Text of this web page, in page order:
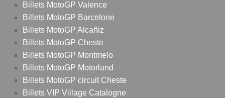
Billets MotoGP Valence
Billets MotoGP Barcelone
Billets MotoGP Alcañiz
Billets MotoGP Cheste
Billets MotoGP Montmelo
Billets MotoGP Motorland
Billets MotoGP circuit Cheste
Billets VIP Village Catalogne